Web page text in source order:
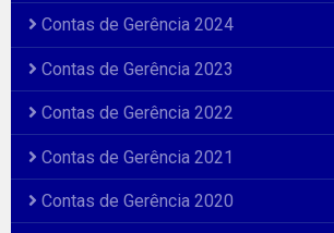
Contas de Gerência 2024
Contas de Gerência 2023
Contas de Gerência 2022
Contas de Gerência 2021
Contas de Gerência 2020